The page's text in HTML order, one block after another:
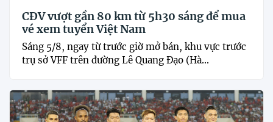
CĐV vượt gần 80 km từ 5h30 sáng để mua
vé xem tuyển Việt Nam
Sáng 5/8, ngay từ trước giờ mở bán, khu vực trước
trụ sở VFF trên đường Lê Quang Đạo (Hà...